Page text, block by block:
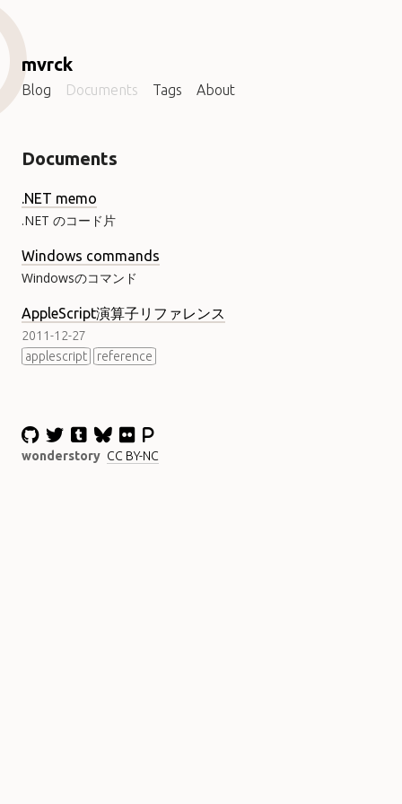
mvrck
Blog Documents Tags About
Documents
.NET memo
.NET のコード片
Windows commands
Windowsのコマンド
AppleScript演算子リファレンス
2011-12-27
applescript
reference
wonderstory CC BY-NC